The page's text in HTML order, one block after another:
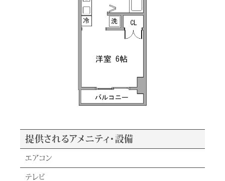
提供されるアメニティ・設備
エアコン
テレビ